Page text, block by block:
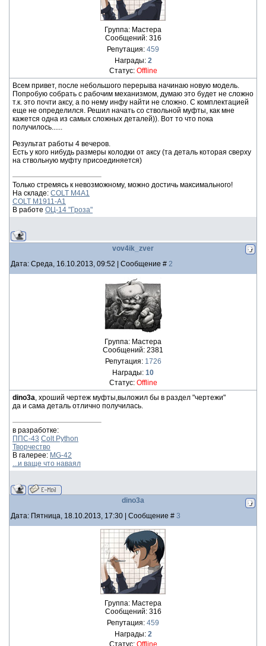
Группа: Мастера
Сообщений: 316
Репутация: 459
Награды: 2
Статус: Offline
Всем привет, после небольшого перерыва начинаю новую модель.
Попробую собрать с рабочим механизмом, думаю это будет не сложно
т.к. это почти аксу, а по нему инфу найти не сложно. С комплектацией
еще не определился. Решил начать со ствольной муфты, как мне
кажется одна из самых сложных деталей)). Вот то что пока
получилось......
Результат работы 4 вечеров.
Есть у кого нибудь размеры колодки от аксу (та деталь которая сверху
на ствольную муфту присоединяется)
Только стремясь к невозможному, можно достичь максимального!
На складе: COLT M4A1
COLT M1911-A1
В работе ОЦ-14 "Гроза"
vov4ik_zver
Дата: Среда, 16.10.2013, 09:52 | Сообщение # 2
Группа: Мастера
Сообщений: 2381
Репутация: 1726
Награды: 10
Статус: Offline
dino3a, хроший чертеж муфты,выложил бы в раздел "чертежи"
да и сама деталь отлично получилась.
в разработке:
ППС-43 Colt Python
Творчество
В галерее: MG-42
...и ваще что наваял
dino3a
Дата: Пятница, 18.10.2013, 17:30 | Сообщение # 3
Группа: Мастера
Сообщений: 316
Репутация: 459
Награды: 2
Статус: Offline